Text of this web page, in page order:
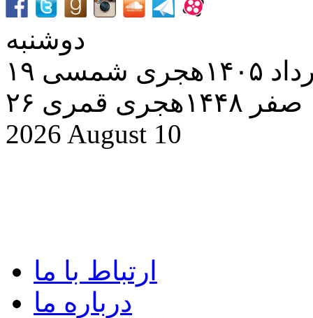
دوشنبه
شمسی
۲۶ صفر ۱۴۴۸هجری قمری
2026 August 10
ارتباط با ما
درباره ما